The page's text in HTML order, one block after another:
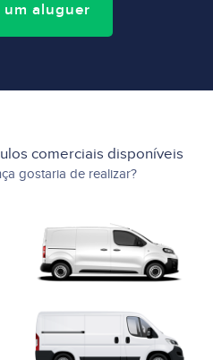
um aluguer
comerciais disponíveis
gostaria de realizar?